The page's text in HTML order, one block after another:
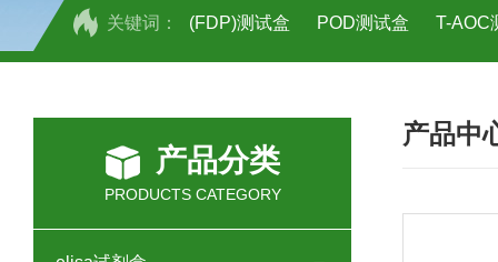
关键词： (FDP)测试盒 POD测试盒 T-AOC
人全式钴氨素2(HTSB2)elisa试剂盒现
人鞘脂(SPH)elisa试剂盒现货速发
产品分类
PRODUCTS CATEGORY
产品中